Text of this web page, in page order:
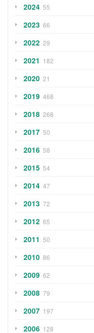
2024 55
2023 66
2022 29
2021 182
2020 21
2019 468
2018 268
2017 50
2016 58
2015 54
2014 47
2013 72
2012 65
2011 50
2010 86
2009 62
2008 79
2007 197
2006 128